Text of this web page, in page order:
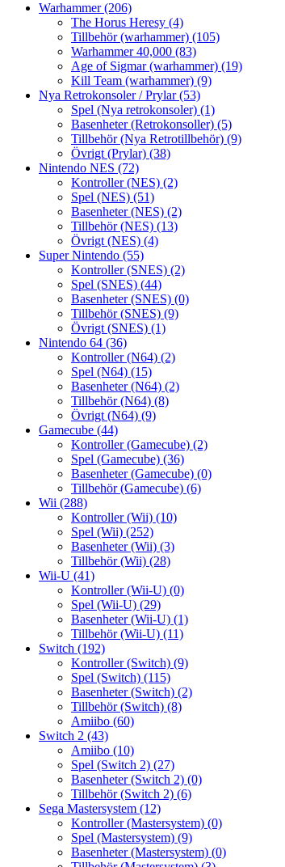
Warhammer(206)
The Horus Heresy (4)
Tillbehör (warhammer) (105)
Warhammer 40,000 (83)
Age of Sigmar (warhammer) (19)
Kill Team (warhammer) (9)
Nya Retrokonsoler / Prylar(53)
Spel (Nya retrokonsoler) (1)
Basenheter (Retrokonsoller) (5)
Tillbehör (Nya Retrotillbehör) (9)
Övrigt (Prylar) (38)
Nintendo NES (72)
Kontroller (NES) (2)
Spel (NES) (51)
Basenheter (NES) (2)
Tillbehör (NES) (13)
Övrigt (NES) (4)
Super Nintendo (55)
Kontroller (SNES) (2)
Spel (SNES) (44)
Basenheter (SNES) (0)
Tillbehör (SNES) (9)
Övrigt (SNES) (1)
Nintendo 64 (36)
Kontroller (N64) (2)
Spel (N64) (15)
Basenheter (N64) (2)
Tillbehör (N64) (8)
Övrigt (N64) (9)
Gamecube (44)
Kontroller (Gamecube) (2)
Spel (Gamecube) (36)
Basenheter (Gamecube) (0)
Tillbehör (Gamecube) (6)
Wii (288)
Kontroller (Wii) (10)
Spel (Wii) (252)
Basenheter (Wii) (3)
Tillbehör (Wii) (28)
Wii-U (41)
Kontroller (Wii-U) (0)
Spel (Wii-U) (29)
Basenheter (Wii-U) (1)
Tillbehör (Wii-U) (11)
Switch (192)
Kontroller (Switch) (9)
Spel (Switch) (115)
Basenheter (Switch) (2)
Tillbehör (Switch) (8)
Amiibo (60)
Switch 2 (43)
Amiibo (10)
Spel (Switch 2) (27)
Basenheter (Switch 2) (0)
Tillbehör (Switch 2) (6)
Sega Mastersystem (12)
Kontroller (Mastersystem) (0)
Spel (Mastersystem) (9)
Basenheter (Mastersystem) (0)